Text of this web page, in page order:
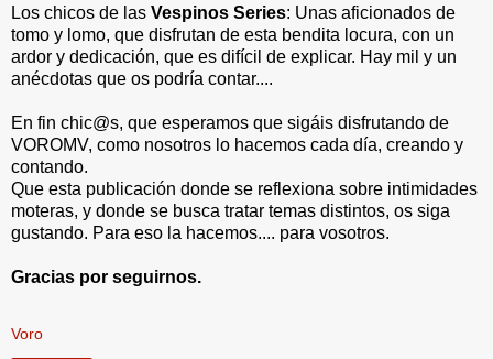
Los chicos de las Vespinos Series: Unas aficionados de
tomo y lomo, que disfrutan de esta bendita locura, con un
ardor y dedicación, que es difícil de explicar. Hay mil y un
anécdotas que os podría contar....
En fin chic@s, que esperamos que sigáis disfrutando de
VOROMV, como nosotros lo hacemos cada día, creando y
contando.
Que esta publicación donde se reflexiona sobre intimidades
moteras, y donde se busca tratar temas distintos, os siga
gustando. Para eso la hacemos.... para vosotros.
Gracias por seguirnos.
Voro